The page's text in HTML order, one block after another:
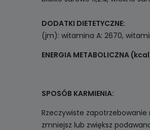
DODATKI DIETETYCZNE:
(jm): witamina A: 2670,
ENERGIA METABOLICZNA
SPOSÓB KARMIENIA:
Rzeczywiste
zmniejsz lub zwiększ